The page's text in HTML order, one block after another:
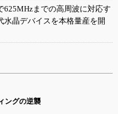
625MHzまでの高周波に対応す
水晶デバイスを本格量産を開
ングの逆襲